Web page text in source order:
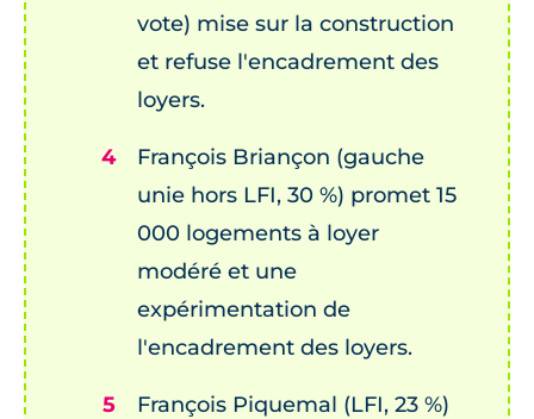
vote) mise sur la construction
et refuse l'encadrement des
loyers.
François Briançon (gauche
unie hors LFI, 30 %) promet 15
000 logements à loyer
modéré et une
expérimentation de
l'encadrement des loyers.
François Piquemal (LFI, 23 %)